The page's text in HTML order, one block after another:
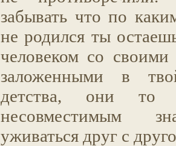
забывать что по
не родился ты
человеком со своими
заложенными в
детства, они то
несовместимым
уживаться друг с